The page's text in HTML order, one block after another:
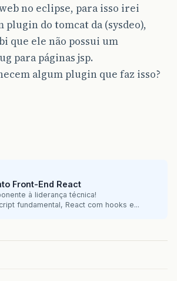
no eclipse, para isso irei
do tomcat da (sysdeo),
que ele não possui um
para páginas jsp.
algum plugin que faz isso?
Front-End React
à liderança técnica!
fundamental, React com hooks e...